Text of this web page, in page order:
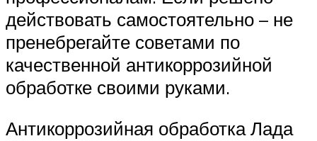
действовать самостоятельно – не
пренебрегайте советами по
качественной антикоррозийной
обработке своими руками.
Антикоррозийная обработка Лада